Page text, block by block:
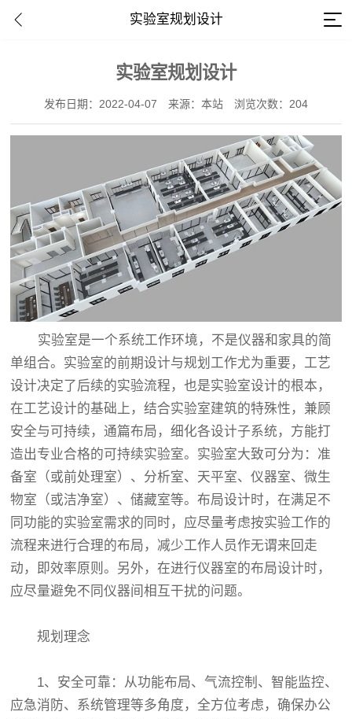
实验室规划设计
实验室规划设计
发布日期：2022-04-07 来源：本站 浏览次数：204
实验室是一个系统工作环境，不是仪器和家具的简
单组合。实验室的前期设计与规划工作尤为重要，工艺
设计决定了后续的实验流程，也是实验室设计的根本，
在工艺设计的基础上，结合实验室建筑的特殊性，兼顾
安全与可持续，通篇布局，细化各设计子系统，方能打
造出专业合格的可持续实验室。实验室大致可分为：准
备室（或前处理室）、分析室、天平室、仪器室、微生
物室（或洁净室）、储藏室等。布局设计时，在满足不
同功能的实验室需求的同时，应尽量考虑按实验工作的
流程来进行合理的布局，减少工作人员作无谓来回走
动，即效率原则。另外，在进行仪器室的布局设计时，
应尽量避免不同仪器间相互干扰的问题。
规划理念
1、安全可靠：从功能布局、气流控制、智能监控、
应急消防、系统管理等多角度，全方位考虑，确保办公